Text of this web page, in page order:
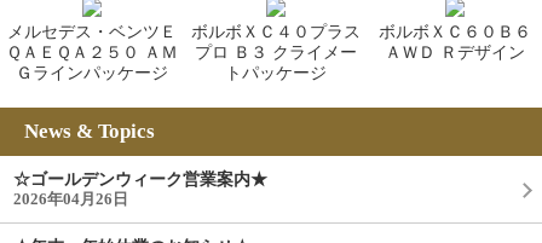
メルセデス・ベンツＥ
ＱＡＥＱＡ２５０ ＡＭ
Ｇラインパッケージ
ボルボＸＣ４０プラス
プロ Ｂ３ クライメー
トパッケージ
ボルボＸＣ６０Ｂ６
ＡＷＤ Ｒデザイン
News & Topics
☆ゴールデンウィーク営業案内★
2026年04月26日